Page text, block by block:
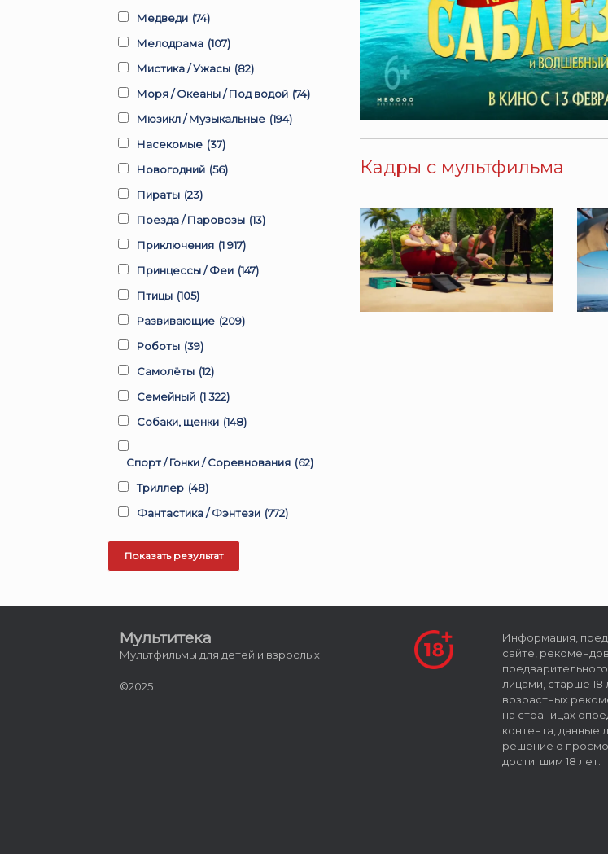
Кадры с мультфильма
Медведи (74)
Мелодрама (107)
Мистика / Ужасы (82)
Моря / Океаны / Под водой (74)
Мюзикл / Музыкальные (194)
Насекомые (37)
Новогодний (56)
Пираты (23)
Поезда / Паровозы (13)
Приключения (1 917)
Принцессы / Феи (147)
Птицы (105)
Развивающие (209)
Роботы (39)
Самолёты (12)
Семейный (1 322)
Собаки, щенки (148)
Спорт / Гонки / Соревнования (62)
Триллер (48)
Фантастика / Фэнтези (772)
Мультитека
Мультфильмы для детей и взрослых
©2025
Информация,
сайте,
лицами, старше 18
возрастных
на страницах
контента, данные
решение о
достигшим 18 лет.